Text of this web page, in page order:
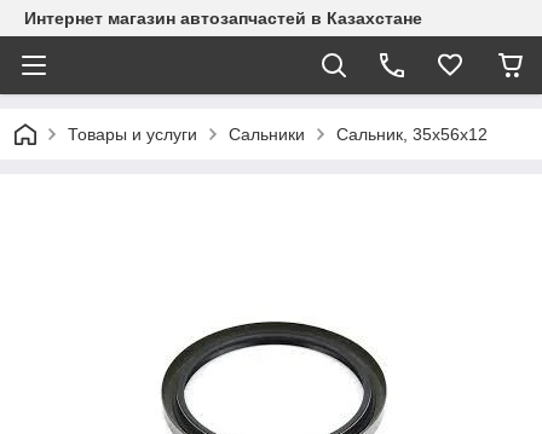
Интернет магазин автозапчастей в Казахстане
Товары и услуги Сальники Сальник, 35х56х12